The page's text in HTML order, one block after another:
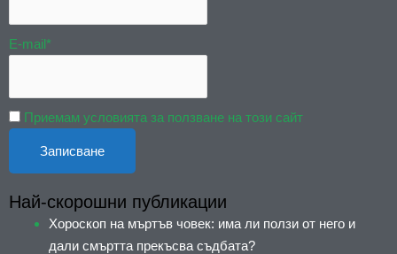
E-mail*
Приемам условията за ползване на този сайт
Най-скорошни публикации
Хороскоп на мъртъв човек: има ли ползи от него и
дали смъртта прекъсва съдбата?